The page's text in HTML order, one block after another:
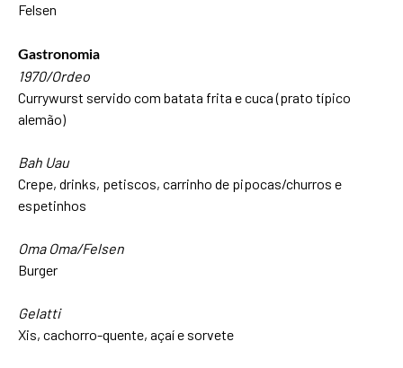
Felsen
Gastronomia
1970/Ordeo
Currywurst servido com batata frita e cuca (prato típico
alemão)
Bah Uau
Crepe, drinks, petiscos, carrinho de pipocas/churros e
espetinhos
Oma Oma/Felsen
Burger
Gelatti
Xis, cachorro-quente, açaí e sorvete